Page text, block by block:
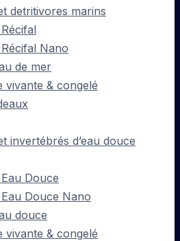
detritivores marins
Nano
de mer
vivante & congelé
invertébrés d’eau douce
Douce
Douce Nano
douce
vivante & congelé